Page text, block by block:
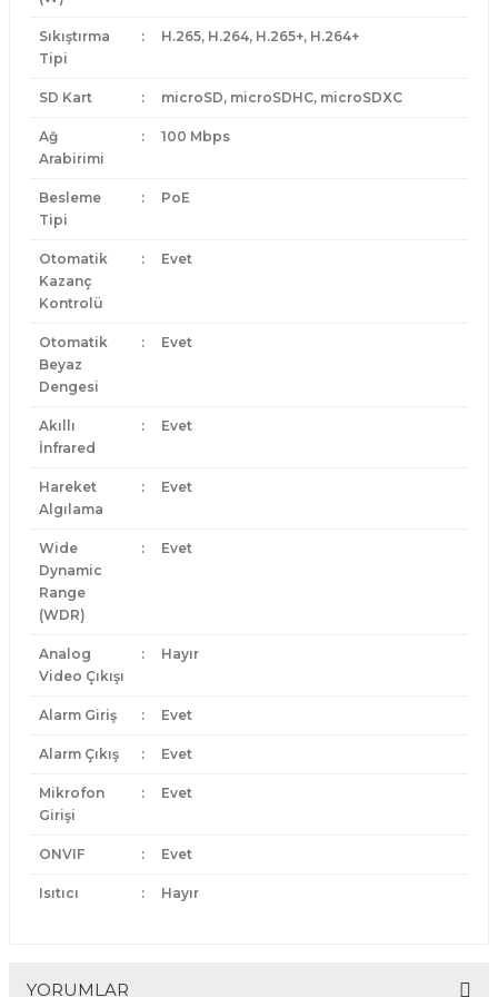
Sıkıştırma
Tipi
: H.265, H.264, H.265+, H.264+
SD Kart : microSD, microSDHC, microSDXC
Ağ
Arabirimi
: 100 Mbps
Besleme
Tipi
: PoE
Otomatik
Kazanç
Kontrolü
: Evet
Otomatik
Beyaz
Dengesi
: Evet
Akıllı
İnfrared
: Evet
Hareket
Algılama
: Evet
Wide
Dynamic
Range
(WDR)
: Evet
Analog
Video Çıkışı
: Hayır
Alarm Giriş : Evet
Alarm Çıkış : Evet
Mikrofon
Girişi
: Evet
ONVIF : Evet
Isıtıcı : Hayır
YORUMLAR